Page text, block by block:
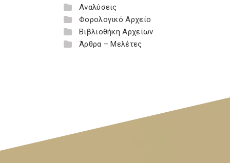
Αναλύσεις
Φορολογικό Αρχείο
Βιβλιοθήκη Αρχείων
Άρθρα – Μελέτες